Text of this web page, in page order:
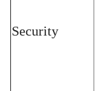
Security